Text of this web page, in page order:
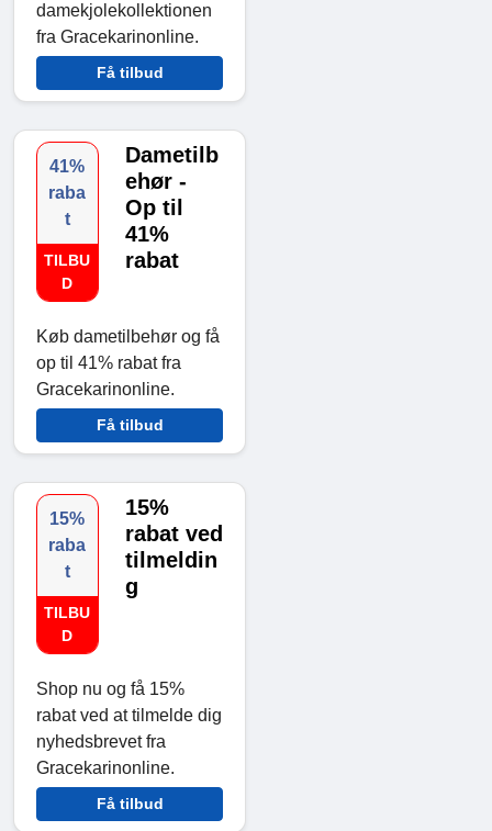
damekjolekollektionen
fra Gracekarinonline.
Få tilbud
41%
raba
t
TILBU
D
Dametilb
ehør -
Op til
41%
rabat
Køb dametilbehør og få
op til 41% rabat fra
Gracekarinonline.
Få tilbud
15%
raba
t
TILBU
D
15%
rabat ved
tilmeldin
g
Shop nu og få 15%
rabat ved at tilmelde dig
nyhedsbrevet fra
Gracekarinonline.
Få tilbud